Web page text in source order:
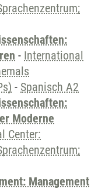
- International
- Spanisch A2
Moderne
Center:
Management